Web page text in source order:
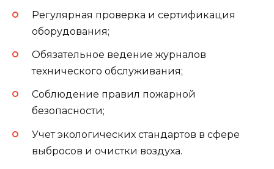
Регулярная проверка и сертификация
оборудования;
Обязательное ведение журналов
технического обслуживания;
Соблюдение правил пожарной
безопасности;
Учет экологических стандартов в сфере
выбросов и очистки воздуха.